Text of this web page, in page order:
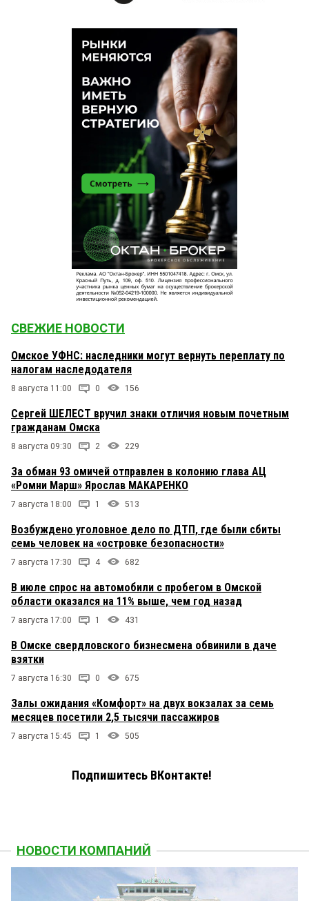
СВЕЖИЕ НОВОСТИ
Омское УФНС: наследники могут вернуть переплату по
налогам наследодателя
8 августа 11:00 0 156
Сергей ШЕЛЕСТ вручил знаки отличия новым почетным
гражданам Омска
8 августа 09:30 2 229
За обман 93 омичей отправлен в колонию глава АЦ
«Ромни Марш» Ярослав МАКАРЕНКО
7 августа 18:00 1 513
Возбуждено уголовное дело по ДТП, где были сбиты
семь человек на «островке безопасности»
7 августа 17:30 4 682
В июле спрос на автомобили с пробегом в Омской
области оказался на 11% выше, чем год назад
7 августа 17:00 1 431
В Омске свердловского бизнесмена обвинили в даче
взятки
7 августа 16:30 0 675
Залы ожидания «Комфорт» на двух вокзалах за семь
месяцев посетили 2,5 тысячи пассажиров
7 августа 15:45 1 505
Подпишитесь ВКонтакте!
НОВОСТИ КОМПАНИЙ